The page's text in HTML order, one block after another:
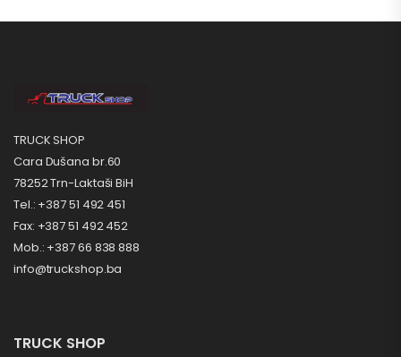
TRUCK SHOP
Cara Dušana br.60
78252 Trn-Laktaši BiH
Tel.: +387 51 492 451
Fax: +387 51 492 452
Mob.: +387 66 838 888
info@truckshop.ba
TRUCK SHOP